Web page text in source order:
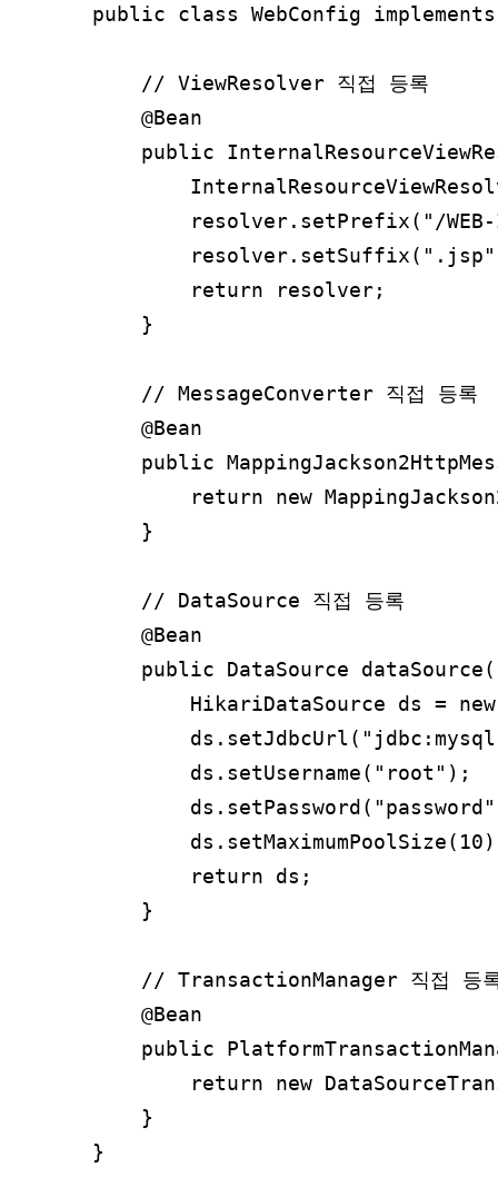
public class WebConfig
    // ViewResolver 직접 등록
    @Bean
public
resolver.setPrefix("/
        return resolver;
    }
    // MessageConverter 직접 등록
    @Bean
public
return new
    }
    // DataSource 직접 등록
    @Bean
public DataSource
HikariDataSource ds =
        ds.setUsername("root");
        return ds;
    }
// TransactionManager 직접 등
    @Bean
public
return new
    }